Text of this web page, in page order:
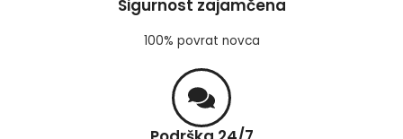
Sigurnost zajamčena
100% povrat novca